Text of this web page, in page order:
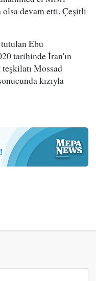
devam etti. Çeşitli
Ebu
tarihinde İran'ın
Mossad
kızıyla